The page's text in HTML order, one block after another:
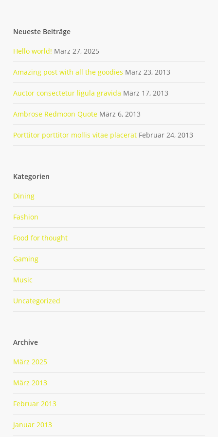
Neueste Beiträge
Hello world! März 27, 2025
Amazing post with all the goodies März 23, 2013
Auctor consectetur ligula gravida März 17, 2013
Ambrose Redmoon Quote März 6, 2013
Porttitor porttitor mollis vitae placerat Februar 24, 2013
Kategorien
Dining
Fashion
Food for thought
Gaming
Music
Uncategorized
Archive
März 2025
März 2013
Februar 2013
Januar 2013